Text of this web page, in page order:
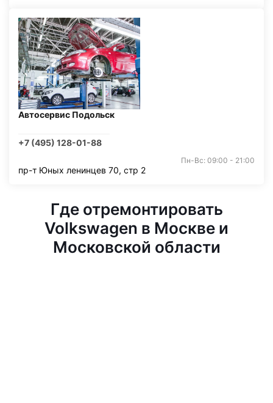
Автосервис Подольск
+7 (495) 128-01-88
Пн-Вс: 09:00 - 21:00
пр-т Юных ленинцев 70, стр 2
Где отремонтировать
Volkswagen в Москве и
Московской области